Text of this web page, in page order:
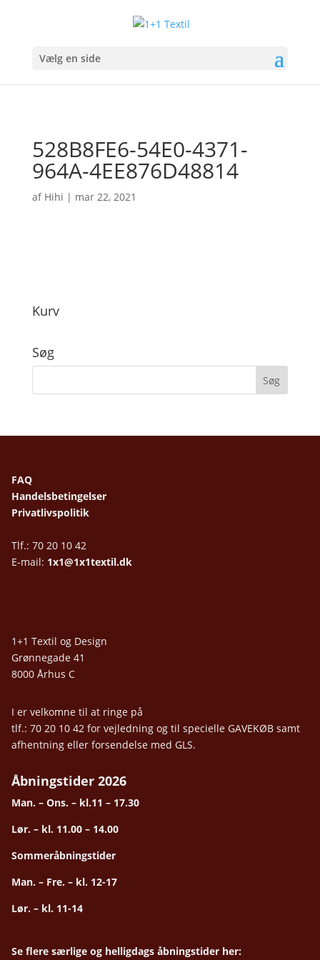
Vælg en side
528B8FE6-54E0-4371-
964A-4EE876D48814
af Hihi | mar 22, 2021
Kurv
Søg
FAQ
Handelsbetingelser
Privatlivspolitik
Tlf.: 70 20 10 42
E-mail: 1x1@1x1textil.dk
1+1 Textil og Design
Grønnegade 41
8000 Århus C
I er velkomne til at ringe på
tlf.: 70 20 10 42 for vejledning og til specielle GAVEKØB samt
afhentning eller forsendelse med GLS.
Åbningstider 2026
Man. – Ons. – kl.11 – 17.30
Lør. – kl. 11.00 – 14.00
Sommeråbningstider
Man. – Fre. – kl. 12-17
Lør. – kl. 11-14
Se flere særlige og helligdags åbningstider her: